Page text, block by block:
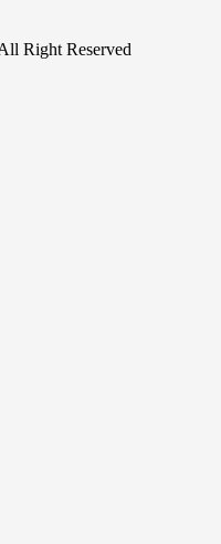
Right Reserved